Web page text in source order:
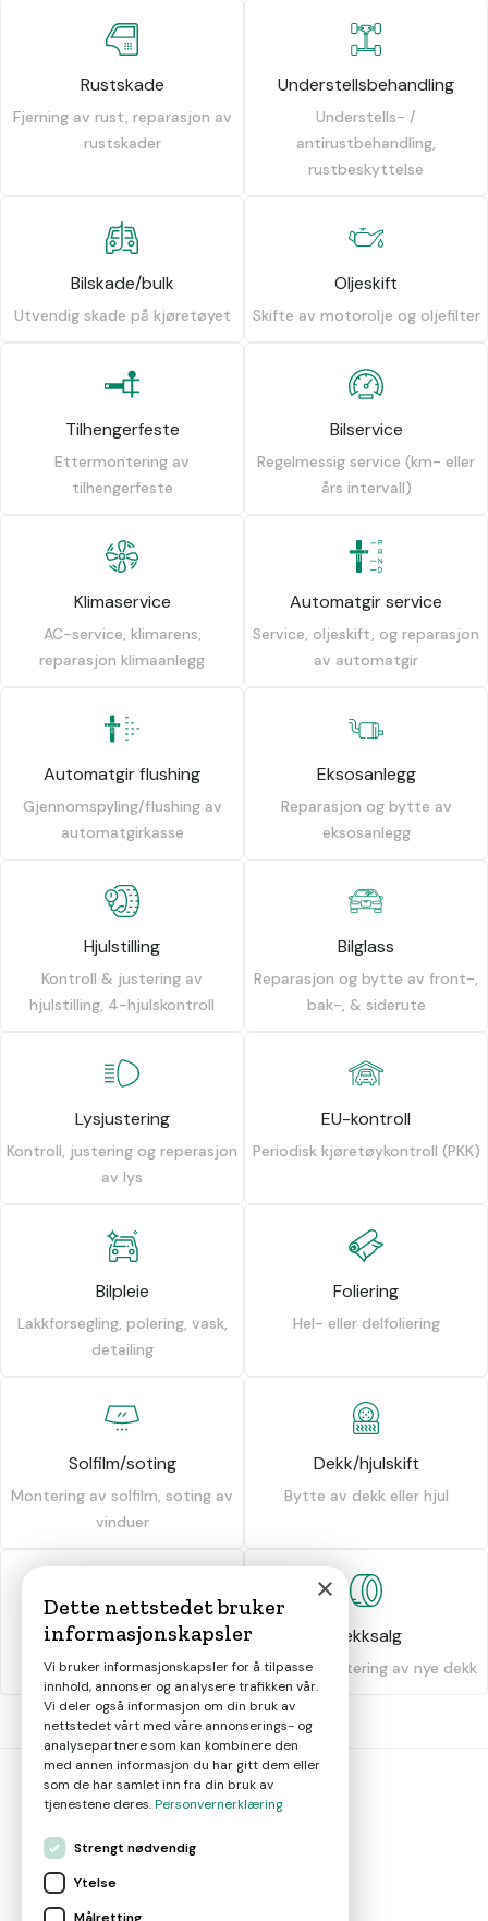
Rustskade
Fjerning av rust, reparasjon av
rustskader
Understellsbehandling
Understells- /
antirustbehandling,
rustbeskyttelse
Bilskade/bulk
Utvendig skade på kjøretøyet
Oljeskift
Skifte av motorolje og oljefilter
Tilhengerfeste
Ettermontering av
tilhengerfeste
Bilservice
Regelmessig service (km- eller
års intervall)
Klimaservice
AC-service, klimarens,
reparasjon klimaanlegg
Automatgir service
Service, oljeskift, og reparasjon
av automatgir
Automatgir flushing
Gjennomspyling/flushing av
automatgirkasse
Eksosanlegg
Reparasjon og bytte av
eksosanlegg
Hjulstilling
Kontroll & justering av
hjulstilling, 4-hjulskontroll
Bilglass
Reparasjon og bytte av front-,
bak-, & siderute
Lysjustering
Kontroll, justering og reperasjon
av lys
EU-kontroll
Periodisk kjøretøykontroll (PKK)
Bilpleie
Lakkforsegling, polering, vask,
detailing
Foliering
Hel- eller delfoliering
Solfilm/soting
Montering av solfilm, soting av
vinduer
Dekk/hjulskift
Bytte av dekk eller hjul
Dekkhotell
Oppbevaring av dekk
Dekksalg
Salg og montering av nye dekk
smart
×
Dette nettstedet bruker
informasjonskapsler
Vi bruker informasjonskapsler for å tilpasse
innhold, annonser og analysere trafikken vår.
Vi deler også informasjon om din bruk av
nettstedet vårt med våre annonserings- og
analysepartnere som kan kombinere den
med annen informasjon du har gitt dem eller
som de har samlet inn fra din bruk av
tjenestene deres.Personvernerklæring
Strengt nødvendig
Ytelse